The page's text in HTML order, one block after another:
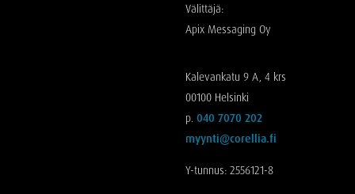
Välittäjä:
Apix Messaging Oy
Kalevankatu 9 A, 4 krs
00100 Helsinki
p. 040 7070 202
myynti@corellia.fi
Y-tunnus: 2556121-8